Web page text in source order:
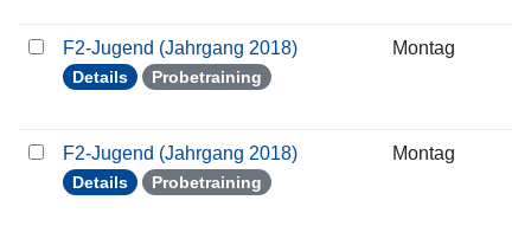
F2-Jugend (Jahrgang 2018)
Details Probetraining
Montag
F2-Jugend (Jahrgang 2018)
Details Probetraining
Montag